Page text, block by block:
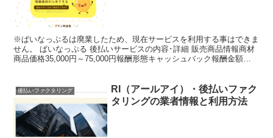
※ぱいなっぷるは廃業したため、現在サービスを利用する事はできま
せん。 ぱいなっぷる 後払いサービスの内容･詳細 販売商品情報商材
商品価格35,000円～75,000円報酬形態キャッシュバック報酬金額
後払いファクタリング
RI（アールアイ）・後払いファク
タリングの業者情報と利用方法